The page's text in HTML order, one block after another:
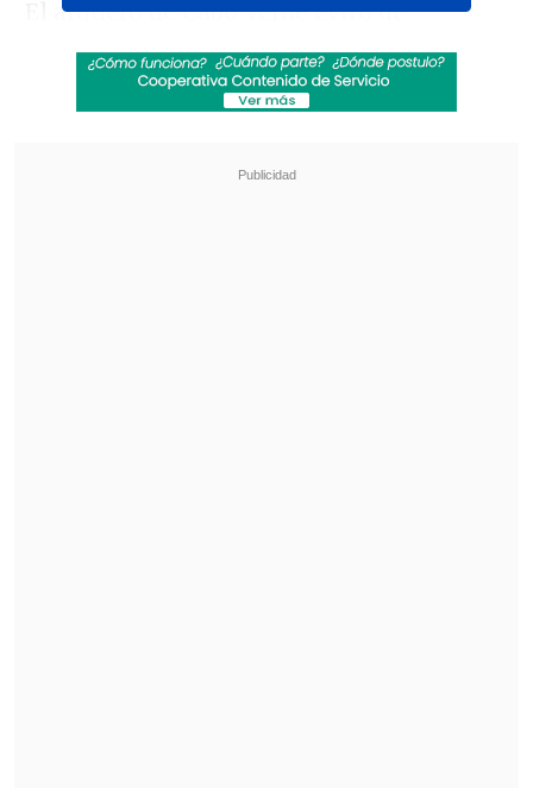
El arquero de Cabo Verde evitó de
transformara su tiro libre en
#MundialEnDSPORTS
pic.twitter.com/n7Dz1dFV4d